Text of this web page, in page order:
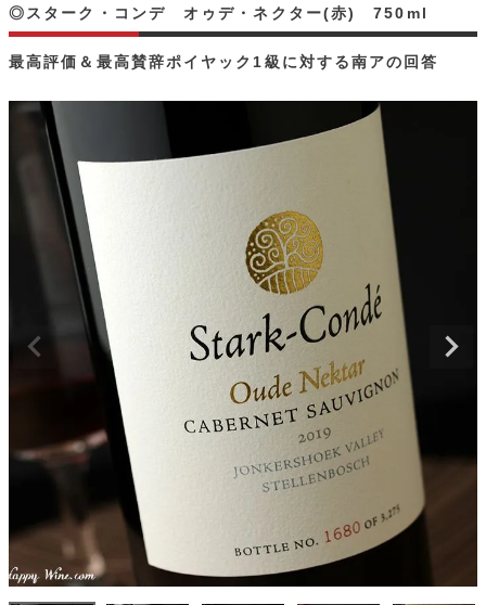
最高評価＆最高賛辞ポイヤック1級に対する南アの回答
◎スターク・コンデ オゥデ・ネクター(赤) 750ml